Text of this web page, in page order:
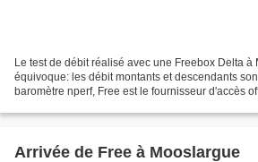
Le test de débit réalisé avec une Freebox Delta à
équivoque: les débit montants et descendants
baromètre nperf, Free est le fournisseur d'accès
Arrivée de Free à Mooslargue